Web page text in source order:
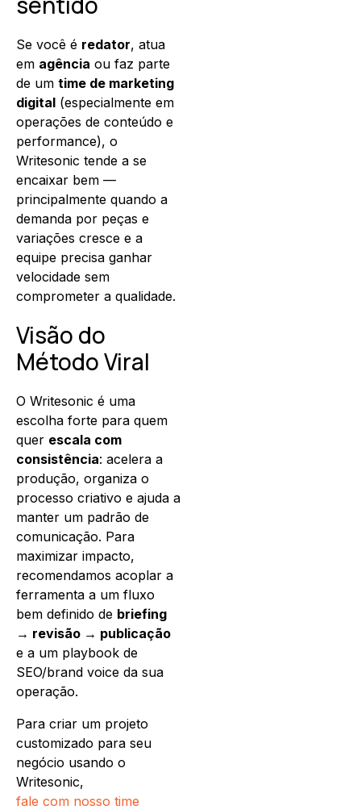
Se você é redator, atua
em agência ou faz parte
de um time de marketing
digital (especialmente em
operações de conteúdo e
performance), o
Writesonic tende a se
encaixar bem —
principalmente quando a
demanda por peças e
variações cresce e a
equipe precisa ganhar
velocidade sem
comprometer a qualidade.
Visão do
Método Viral
O Writesonic é uma
escolha forte para quem
quer escala com
consistência: acelera a
produção, organiza o
processo criativo e ajuda a
manter um padrão de
comunicação. Para
maximizar impacto,
recomendamos acoplar a
ferramenta a um fluxo
bem definido de briefing
→ revisão → publicação
e a um playbook de
SEO/brand voice da sua
operação.
Para criar um projeto
customizado para seu
negócio usando o
Writesonic,
fale com nosso time